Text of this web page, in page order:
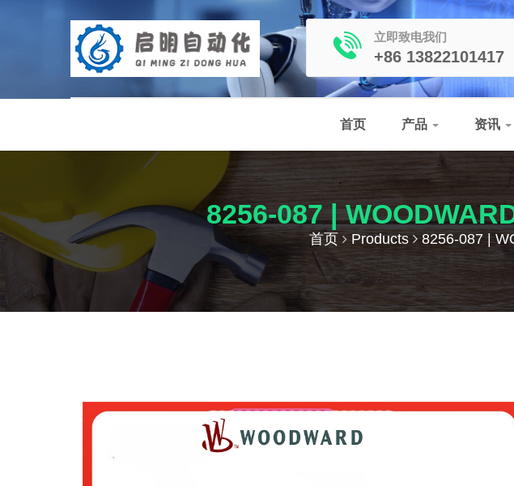
立即致电我们
+86 13822101417
首页 产品 资讯
8256-087 |
首页 Products 8256-087 |